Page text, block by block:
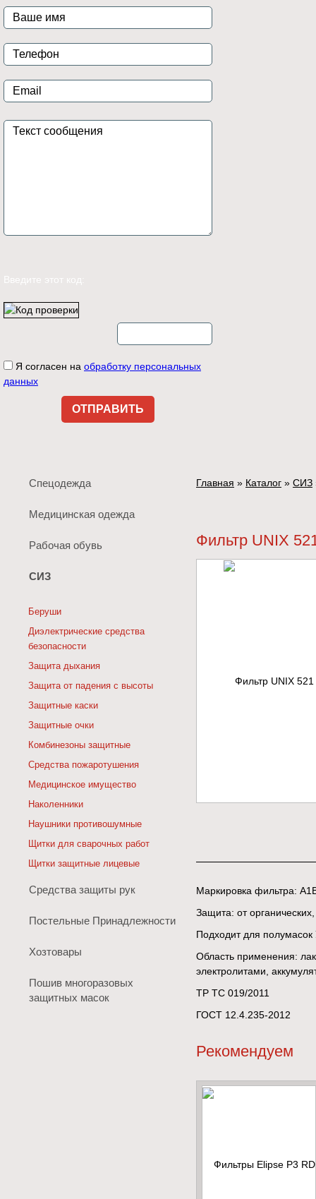
Введите этот код:
Я согласен на обработку персональных
данных
Спецодежда
Медицинская одежда
Рабочая обувь
СИЗ
Беруши
Диэлектрические средства
безопасности
Защита дыхания
Защита от падения с высоты
Защитные каски
Защитные очки
Комбинезоны защитные
Средства пожаротушения
Медицинское имущество
Наколенники
Наушники противошумные
Щитки для сварочных работ
Щитки защитные лицевые
Средства защиты рук
Постельные Принадлежности
Хозтовары
Пошив многоразовых
защитных масок
Главная » Каталог » СИЗ
Фильтр UNIX
Маркировка фильтра:
Защита: от
Подходит для
Область применения:
электролитами,
ТР ТС 019/2011
ГОСТ 12.4.235-2012
Рекомендуем